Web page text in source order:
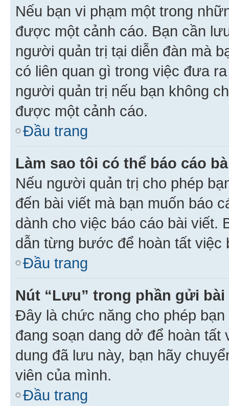
Nếu bạn vi phạm một trong
được một cảnh cáo. Bạn cần
người quản trị tại diễn đàn mà
có liên quan gì trong việc đưa
người quản trị nếu bạn không
được một cảnh cáo.
Đầu trang
Làm sao tôi có thể báo cáo
Nếu người quản trị cho phép
đến bài viết mà bạn muốn báo
dành cho việc báo cáo bài viết.
dẫn từng bước để hoàn tất việc
Đầu trang
Nút “Lưu” trong phần gửi
Đây là chức năng cho phép
đang soạn dang dở để hoàn
dung đã lưu này, bạn hãy
viên của mình.
Đầu trang